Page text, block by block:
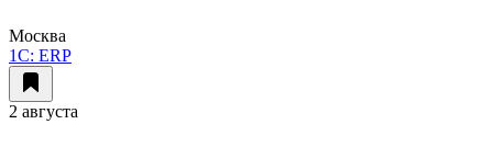
Москва
1C: ERP
2 августа